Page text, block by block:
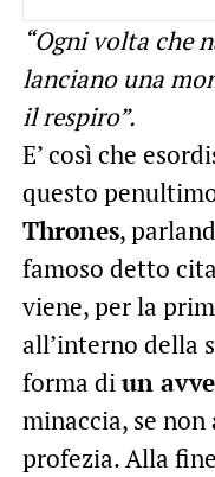
“Ogni volta che
lanciano una
il respiro”.
E’ così che
questo
Thrones,
famoso detto
viene, per la
all’interno della
forma diun
minaccia, se
profezia. Alla